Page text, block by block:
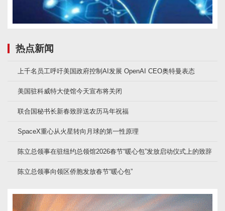
热点新闻
上千名员工呼吁美国政府控制AI发展 OpenAI CEO奥特曼表态
美国驻科威特大使馆今天宣布将关闭
联合国秘书长新春致辞送农历马年祝福
SpaceX重心从火星转向月球的第一性原理
陈立总领事在驻纽约总领馆2026春节“暖心包”发放启动仪式上的致辞
陈立总领事向领区侨胞发放春节“暖心包”